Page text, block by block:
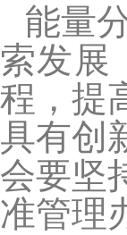
能量
索发展
程，提
具有创
会要坚
准管理